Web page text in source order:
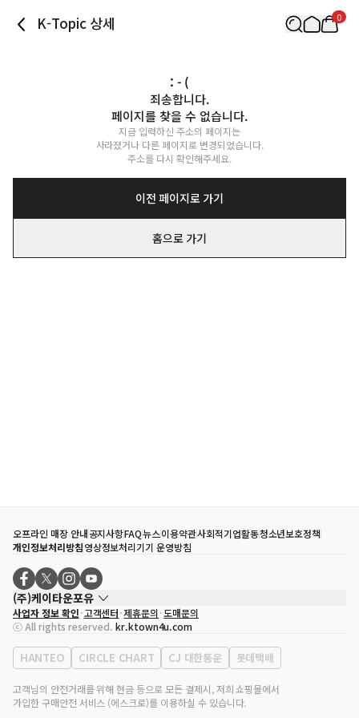
K-Topic 상세 0
: - (
죄송합니다.
페이지를 찾을 수 없습니다.
지금 입력하신 주소의 페이지는
사라졌거나 다른 페이지로 변경되었습니다.
주소를 다시 확인해주세요.
이전 페이지로 가기
홈으로 가기
오프라인 매장 안내공지사항FAQ뉴스이용약관사회적기업활동청소년보호정책
개인정보처리방침영상정보처리기기 운영방침
(주)케이타운포유
대표자
송효민
사업자등록번호
120-87-71116
통신판매업 신고번호 제2011-서울강남-02223
대표전화
02-552-9855
사업자 정보 확인 고객센터 제휴문의 도매문의
ⓒ All rights reserved. kr.ktown4u.com
HANTEO CIRCLE CHART CJ 대한통운 롯데택배
고객님의 안전거래를 위해 현금 등으로 모든 결제시, 저희 쇼핑몰에서
가입한 구매안전 서비스 (에스크로)를 이용하실 수 있습니다.